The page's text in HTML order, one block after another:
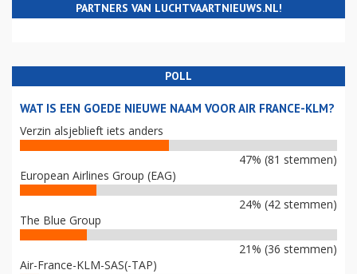
PARTNERS VAN LUCHTVAARTNIEUWS.NL!
POLL
WAT IS EEN GOEDE NIEUWE NAAM VOOR AIR FRANCE-KLM?
Verzin alsjeblieft iets anders
47% (81 stemmen)
European Airlines Group (EAG)
24% (42 stemmen)
The Blue Group
21% (36 stemmen)
Air-France-KLM-SAS(-TAP)